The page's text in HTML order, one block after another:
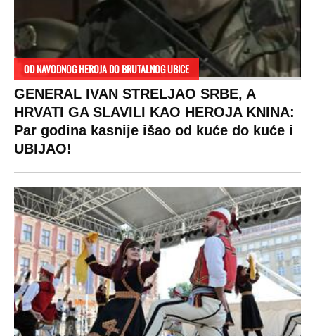
OD NAVODNOG HEROJA DO BRUTALNOG UBICE
GENERAL IVAN STRELJAO SRBE, A
HRVATI GA SLAVILI KAO HEROJA KNINA:
Par godina kasnije išao od kuće do kuće i
UBIJAO!